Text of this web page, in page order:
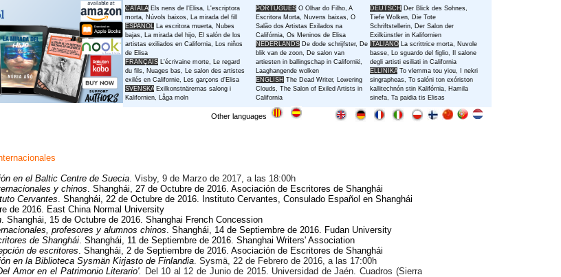
en el Baltic Centre de Suecia. Visby, 9 de Marzo de 2017, a las 18:00h
y chinos. Shanghái, 27 de Octubre de 2016. Asociación de Escritores de Shanghái
Cervantes. Shanghái, 22 de Octubre de 2016. Instituto Cervantes, Consulado Español en Shanghái
de 2016. East China Normal University
. Shanghái, 15 de Octubre de 2016. Shanghai French Concession
profesores y alumnos chinos. Shanghái, 14 de Septiembre de 2016. Fudan University
de Shanghái. Shanghái, 11 de Septiembre de 2016. Shanghai Writers' Association
de escritores. Shanghái, 2 de Septiembre de 2016. Asociación de Escritores de Shanghái
en la Biblioteca Sysmän Kirjasto de Finlandia. Sysmä, 22 de Febrero de 2016, a las 17:00h
Amor en el Patrimonio Literario'. Del 10 al 12 de Junio de 2015. Universidad de Jaén. Cuadros (Sierra
Other languages
CATALÀ Els nens de l'Elisa, L'escriptora
morta, Núvols baixos, La mirada del fill
ESPAÑOL La escritora muerta, Nubes
bajas, La mirada del hijo, El salón de los
artistas exiliados en California, Los niños
de Elisa
FRANÇAIS L'écrivaine morte, Le regard
du fils, Nuages bas, Le salon des artistes
exilés en Californie, Les garçons d'Elisa
SVENSKA Exilkonstnärernas salong i
Kalifornien, Låga moln
PORTUGUÊS O Olhar do Filho, A
Escritora Morta, Nuvens baixas, O
Salão dos Artistas Exilados na
Califórnia, Os Meninos de Elisa
NEDERLANDS De dode schrijfster, De
blik van de zoon, De salon van
artiesten in ballingschap in Californië,
Laaghangende wolken
ENGLISH The Dead Writer, Lowering
Clouds, The Salon of Exiled Artists in
California
DEUTSCH Der Blick des Sohnes,
Tiefe Wolken, Die Tote
Schriftstellerin, Der Salon der
Exilkünstler in Kalifornien
ITALIANO La scrittrice morta, Nuvole
basse, Lo sguardo del figlio,
Il salone
degli artisti esiliati in California
ELLINIKA To vlemma tou yiou, I nekri
singrapheas, To salóni ton exóriston
kallitechnón stin Kalifórnia, Hamila
sinefa, Ta paidia tis Elisas